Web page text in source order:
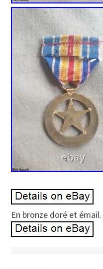
En bronze doré et